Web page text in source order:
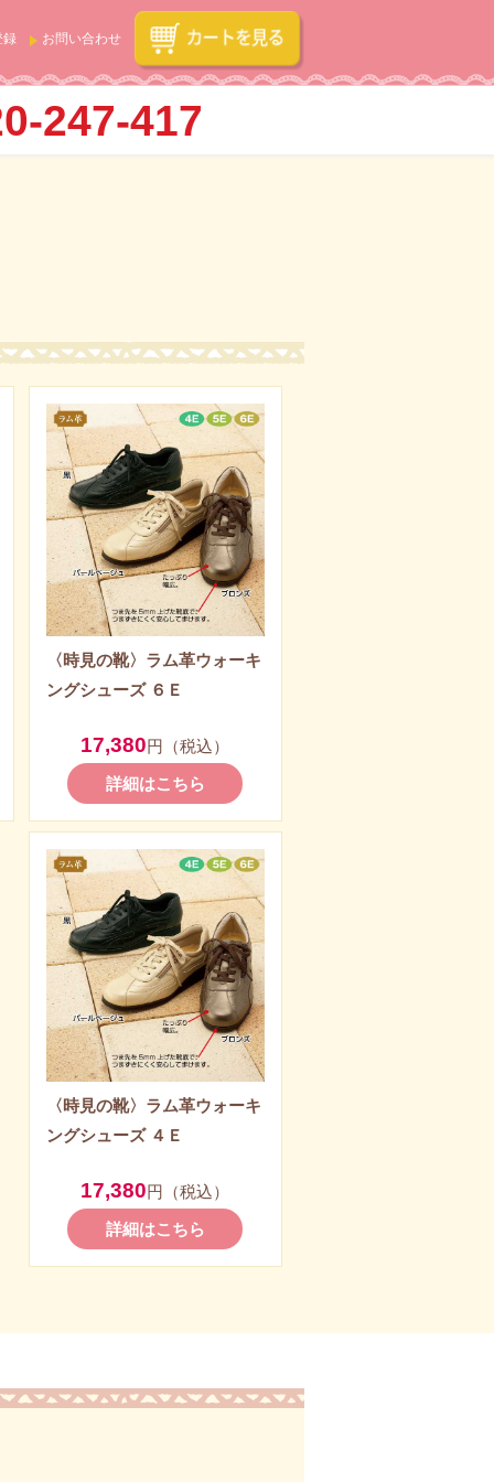
録 お問い合わせ
247-417
〈時見の靴〉ラム革ウォーキ
ングシューズ ６Ｅ
17,380円（税込）
詳細はこちら
〈時見の靴〉ラム革ウォーキ
ングシューズ ４Ｅ
17,380円（税込）
詳細はこちら